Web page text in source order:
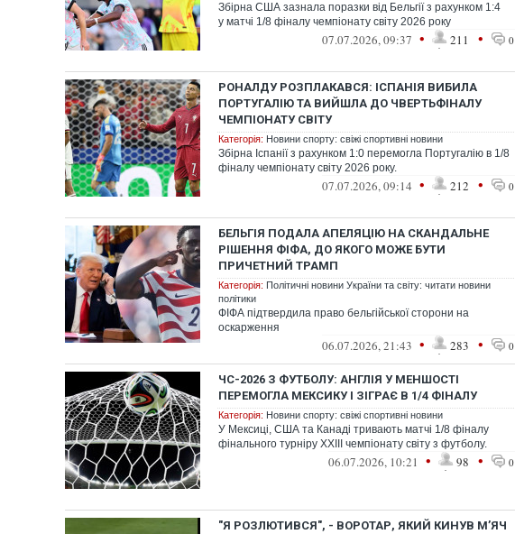
Збірна США зазнала поразки від Бельгії з рахунком 1:4
у матчі 1/8 фіналу чемпіонату світу 2026 року
07.07.2026, 09:37 • 211 • 0
РОНАЛДУ РОЗПЛАКАВСЯ: ІСПАНІЯ ВИБИЛА
ПОРТУГАЛІЮ ТА ВИЙШЛА ДО ЧВЕРТЬФІНАЛУ
ЧЕМПІОНАТУ СВІТУ
Категорія: Новини спорту: свіжі спортивні новини
Збірна Іспанії з рахунком 1:0 перемогла Португалію в 1/8
фіналу чемпіонату світу 2026 року.
07.07.2026, 09:14 • 212 • 0
БЕЛЬГІЯ ПОДАЛА АПЕЛЯЦІЮ НА СКАНДАЛЬНЕ
РІШЕННЯ ФІФА, ДО ЯКОГО МОЖЕ БУТИ
ПРИЧЕТНИЙ ТРАМП
Категорія: Політичні новини України та світу: читати новини
політики
ФІФА підтвердила право бельгійської сторони на
оскарження
06.07.2026, 21:43 • 283 • 0
ЧС-2026 З ФУТБОЛУ: АНГЛІЯ У МЕНШОСТІ
ПЕРЕМОГЛА МЕКСИКУ І ЗІГРАЄ В 1/4 ФІНАЛУ
Категорія: Новини спорту: свіжі спортивні новини
У Мексиці, США та Канаді тривають матчі 1/8 фіналу
фінального турніру XXIII чемпіонату світу з футболу.
06.07.2026, 10:21 • 98 • 0
"Я РОЗЛЮТИВСЯ", - ВОРОТАР, ЯКИЙ КИНУВ М’ЯЧ